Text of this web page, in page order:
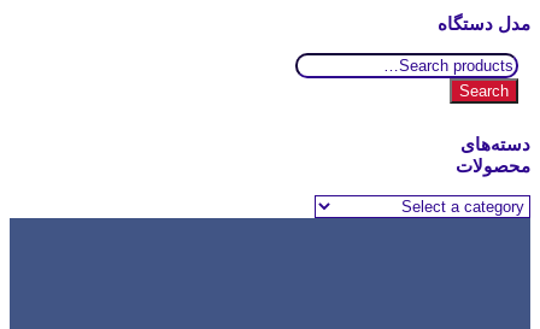
مدل دستگاه
Search
for:
Search
دسته‌های
محصولات